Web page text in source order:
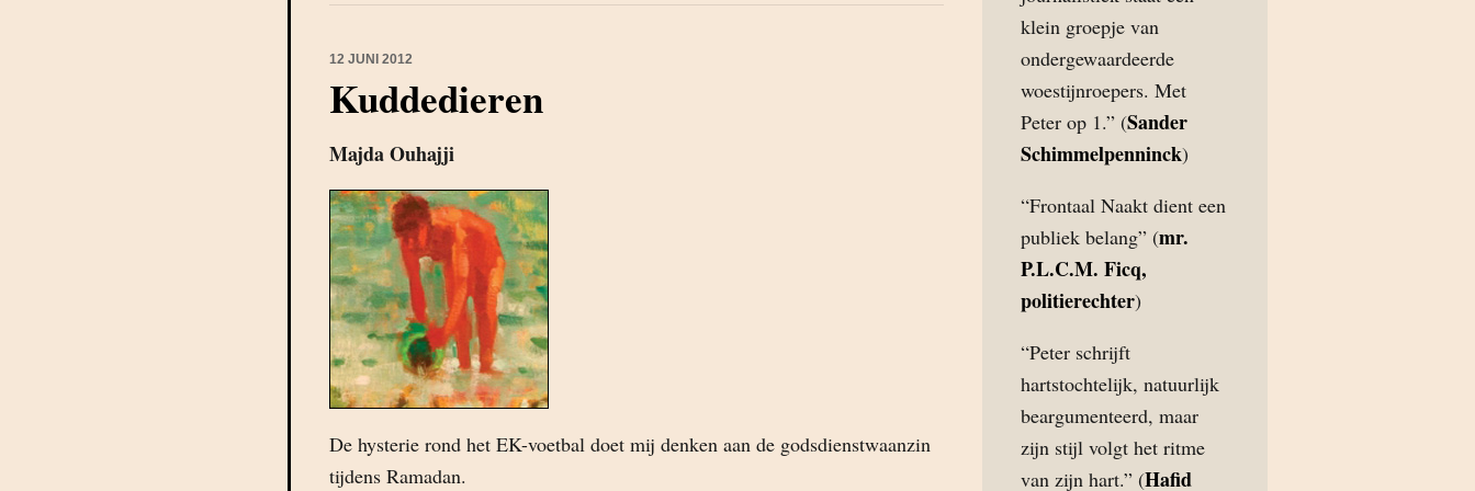
12 JUNI 2012
Kuddedieren
Majda Ouhajji
De hysterie rond het EK-voetbal doet mij denken aan de godsdienstwaanzin
tijdens Ramadan.
klein groepje van
ondergewaardeerde
woestijnroepers. Met
Peter op 1.” (Sander
Schimmelpenninck)
“Frontaal Naakt dient een
publiek belang” (mr.
P.L.C.M. Ficq,
politierechter)
“Peter schrijft
hartstochtelijk, natuurlijk
beargumenteerd, maar
zijn stijl volgt het ritme
van zijn hart.” (Hafid